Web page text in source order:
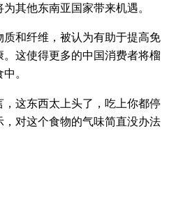
其他东南亚国家带来机遇。
和纤维，被认为有助于提高免
这使得更多的中国消费者将榴
。
这东西太上头了，吃上你都停
对这个食物的气味简直没办法